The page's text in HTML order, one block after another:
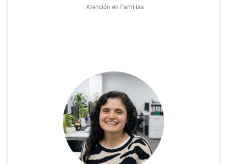
Atención en Familias